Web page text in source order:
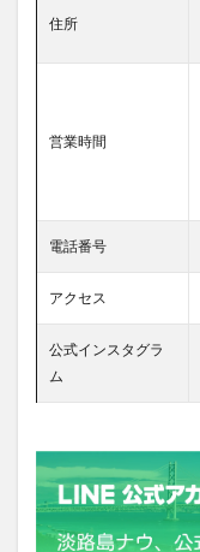
住所
営業時間
電話番号
アクセス
公式インスタグラ
ム